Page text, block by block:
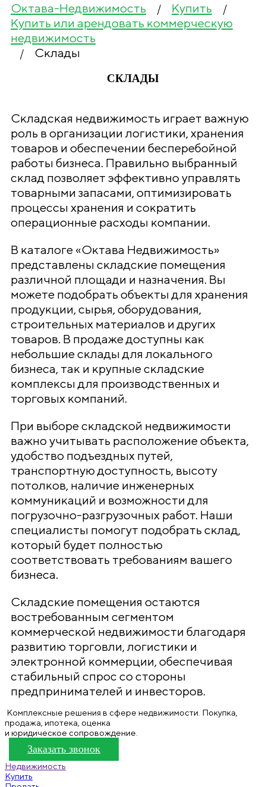
Октава-Недвижимость / Купить /
Купить или арендовать коммерческую
недвижимость
/ Склады
СКЛАДЫ
Складская недвижимость играет важную
роль в организации логистики, хранения
товаров и обеспечении бесперебойной
работы бизнеса. Правильно выбранный
склад позволяет эффективно управлять
товарными запасами, оптимизировать
процессы хранения и сократить
операционные расходы компании.
В каталоге «Октава Недвижимость»
представлены складские помещения
различной площади и назначения. Вы
можете подобрать объекты для хранения
продукции, сырья, оборудования,
строительных материалов и других
товаров. В продаже доступны как
небольшие склады для локального
бизнеса, так и крупные складские
комплексы для производственных и
торговых компаний.
При выборе складской недвижимости
важно учитывать расположение объекта,
удобство подъездных путей,
транспортную доступность, высоту
потолков, наличие инженерных
коммуникаций и возможности для
погрузочно-разгрузочных работ. Наши
специалисты помогут подобрать склад,
который будет полностью
соответствовать требованиям вашего
бизнеса.
Складские помещения остаются
востребованным сегментом
коммерческой недвижимости благодаря
развитию торговли, логистики и
электронной коммерции, обеспечивая
стабильный спрос со стороны
предпринимателей и инвесторов.
Комплексные решения в сфере недвижимости. Покупка,
продажа, ипотека, оценка
и юридическое сопровождение.
Заказать звонок
Недвижимость
Купить